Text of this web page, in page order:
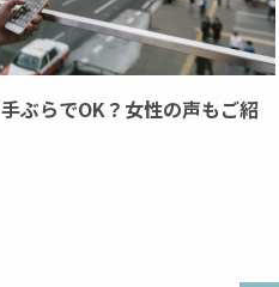
ぶらでOK？女性の声もご紹